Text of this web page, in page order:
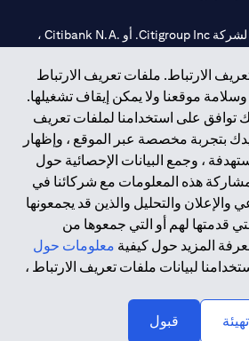
الارتباط. ملفات تعريف الارتباط
موقعنا ولا يمكن إيقاف تشغيلها.
توافق على استخدامنا لملفات تعريف
بتجربة مخصصة عبر الموقع ، وإظهار
، وجمع البيانات الإحصائية حول
هذه المعلومات مع شركائنا في
والإعلان والتحليل والذين قد يجمعونها
قدمتها لهم أو التي جمعوها من
المزيد حول كيفية معلومات حول
لبيانات ملفات تعريف الارتباط ،
تهيئة
قبول
سيتي بنك هي علامة خدمة لشركة Citigroup Inc. أو .Citibank N.A ،
مسجل لدى مصرف الإمارات المركزي تحت
أرقام التراخيص 202563 لفرع الوصل في دبي، 531989 لفرع مول
CN-لفرع أبوظبي. هاتف: 4000 311 04.
العربية المتحدة مرخص من مصرف
كفرع لبنك أجنبي.
المتحدة مرخص من هيئة الأوراق المالية
والسلع في الإمارات العربية المتحدة ("SCA") للقيام بالنشاط المالي لـ أ)
والترويج بموجب ترخيص رقم
ب) وسيط تداول في الأسواق الدولية بموجب ترخيص
انك.